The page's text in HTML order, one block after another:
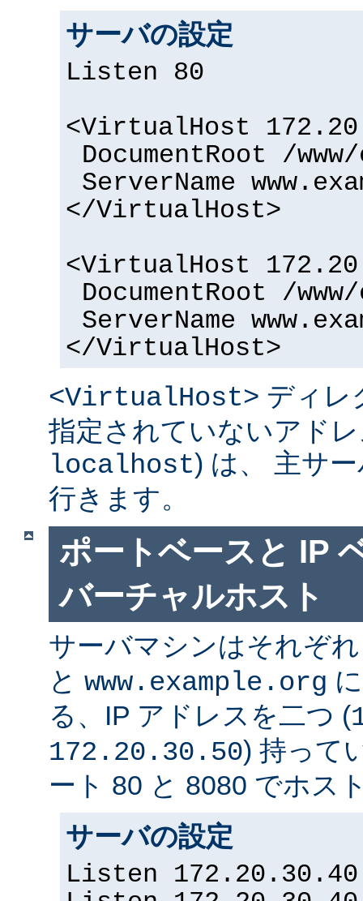
サーバの設定
Listen 80
<VirtualHost
DocumentRoot /
ServerName
</VirtualHost>
<VirtualHost
DocumentRoot /
ServerName
</VirtualHost>
<VirtualHost> ディレ
指定されていないアド
localhost) は、 主サ
行きます。
ポートベースと IP
バーチャルホスト
サーバマシンはそれぞ
と www.example.org
る、IP アドレスを二つ (
172.20.30.50) 持って
ート 80 と 8080 でホス
サーバの設定
Listen